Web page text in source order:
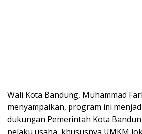
Wali Kota Bandung, Muhammad
menyampaikan, program ini
dukungan Pemerintah Kota
pelaku usaha, khususnya UMKM